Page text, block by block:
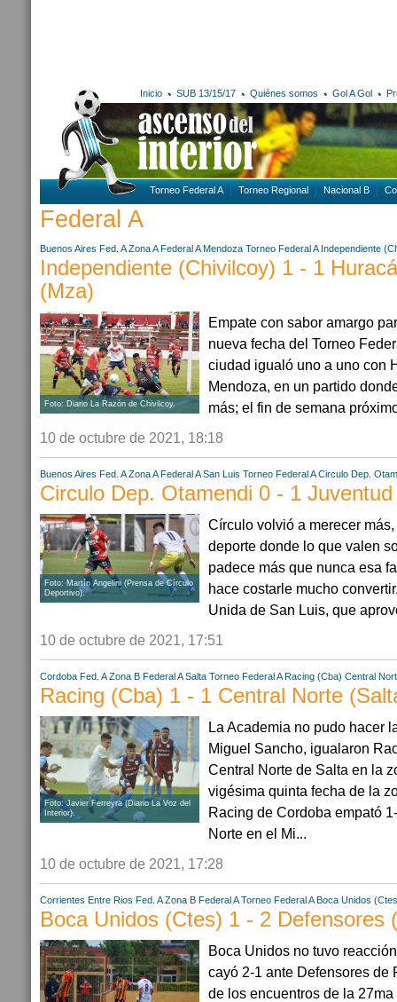
Inicio SUB 13/15/17 Quiénes somos Gol A Gol
Torneo Federal A Torneo Regional Nacional B
Federal A
Buenos Aires Fed. A Zona A Federal A Mendoza Torneo Federal A Independiente
Independiente (Chivilcoy) 1 - 1
(Mza)
Foto: Diario La Razón de Chivilcoy.
Empate con sabor amargo
nueva fecha del Torneo
ciudad igualó uno a uno con
Mendoza, en un partido
más; el fin de semana
10 de octubre de 2021, 18:18
Buenos Aires Fed. A Zona A Federal A San Luis Torneo Federal A Circulo Dep.
Circulo Dep. Otamendi 0 - 1
Foto: Martín Angelini (Prensa de Círculo
Deportivo).
Círculo volvió a merecer
deporte donde lo que valen
padece más que nunca esa
hace costarle mucho
Unida de San Luis, que
10 de octubre de 2021, 17:51
Cordoba Fed. A Zona B Federal A Salta Torneo Federal A Racing (Cba) Central
Racing (Cba) 1 - 1 Central Norte
Foto: Javier Ferreyra (Diario La Voz del
Interior).
La Academia no pudo hacer
Miguel Sancho, igualaron
Central Norte de Salta en la
vigésima quinta fecha de la
Racing de Cordoba empató
Norte en el Mi...
10 de octubre de 2021, 17:28
Corrientes Entre Rios Fed. A Zona B Federal A Torneo Federal A Boca Unidos
Boca Unidos (Ctes) 1 - 2 Defensores
Boca Unidos no tuvo
cayó 2-1 ante Defensores de
de los encuentros de la